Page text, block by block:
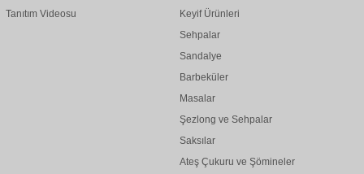
Tanıtım Videosu
Keyif Ürünleri
Sehpalar
Sandalye
Barbeküler
Masalar
Şezlong ve Sehpalar
Saksılar
Ateş Çukuru ve Şömineler